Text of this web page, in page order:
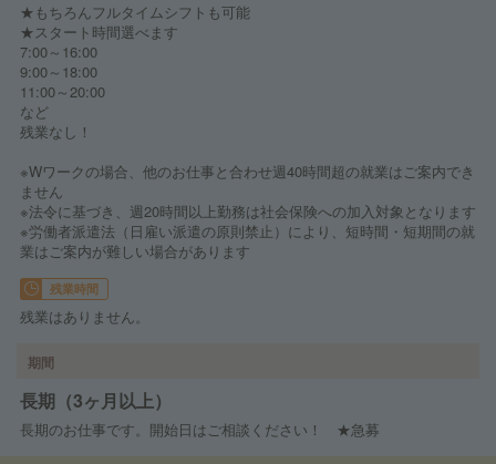
★もちろんフルタイムシフトも可能
★スタート時間選べます
7:00～16:00
9:00～18:00
11:00～20:00
など
残業なし！
※Wワークの場合、他のお仕事と合わせ週40時間超の就業はご案内でき
ません
※法令に基づき、週20時間以上勤務は社会保険への加入対象となります
※労働者派遣法（日雇い派遣の原則禁止）により、短時間・短期間の就
業はご案内が難しい場合があります
残業時間
残業はありません。
期間
長期（3ヶ月以上）
長期のお仕事です。開始日はご相談ください！ ★急募